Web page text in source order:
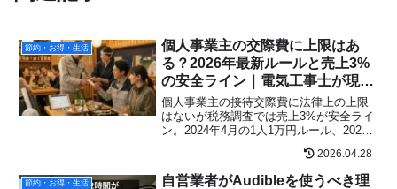
節約・お得・生活
個人事業主の交際費に上限はあ
る？2026年最新ルールと売上3%
の安全ライン｜電気工事士が現場
目線で解説
個人事業主の接待交際費に法律上の上限
はないが税務調査では売上3%が安全ライ
ン。2024年4月の1人1万円ルール、2026
年4月の食事補助非課税枠倍増まで最新ル
ール完全対応。電気工事業の現場実例と
FAQで税務調査を確実に乗り切る。
2026.04.28
節約・お得・生活
自営業者がAudibleを使うべき理